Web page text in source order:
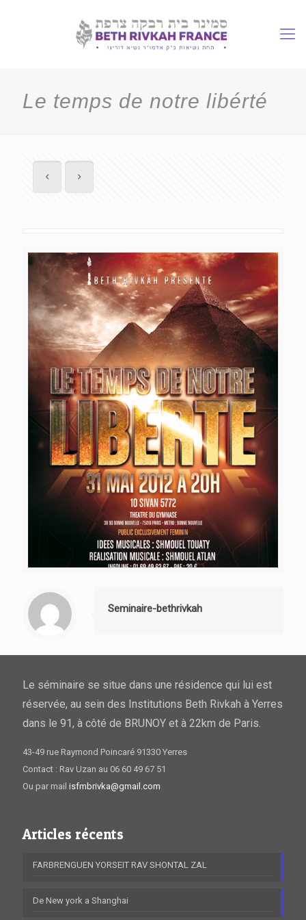
Le temps de notre libérté
Seminaire-bethrivkah
Le séminaire se situe dans une résidence qui lui est
réservée, au sein des Institutions Beth Rivkah à Yerres
dans le 91, à côté de BRUNOY et à 22km de Paris.
43-49 rue Raymond Poincaré 91330 Yerres
Contact : Rav Uzan au 06 60 49 67 51
Ou par mail isfmbrivka@gmail.com
Articles récents
FARBRENGUEN YORSEIT RAV SHONTAL ZAL
De New york a Shanghai